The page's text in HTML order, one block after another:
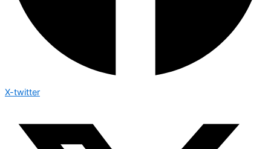
X-twitter